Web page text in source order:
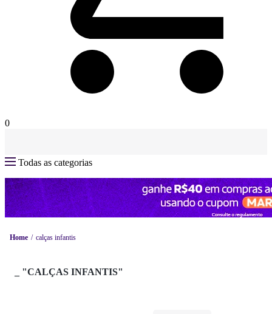
0
Todas as categorias
Home calças infantis
"CALÇAS INFANTIS"